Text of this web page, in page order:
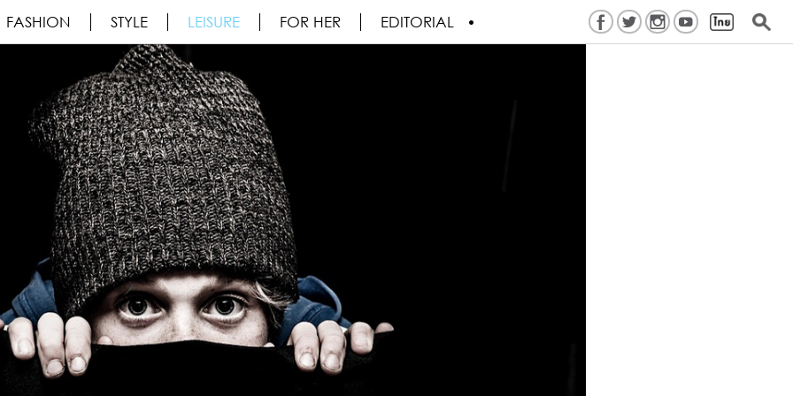
FASHION STYLE LEISURE FOR HER EDITORIAL